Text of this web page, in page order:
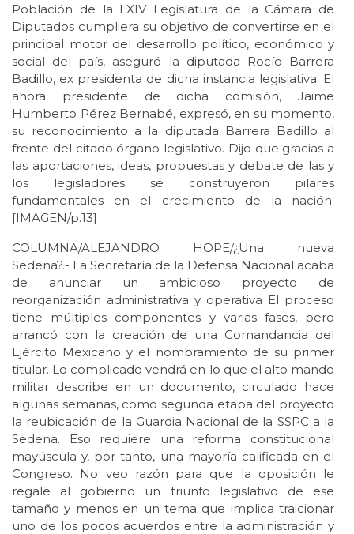
Población de la LXIV Legislatura de la Cámara de
Diputados cumpliera su objetivo de convertirse en el
principal motor del desarrollo político, económico y
social del país, aseguró la diputada Rocío Barrera
Badillo, ex presidenta de dicha instancia legislativa. El
ahora presidente de dicha comisión, Jaime
Humberto Pérez Bernabé, expresó, en su momento,
su reconocimiento a la diputada Barrera Badillo al
frente del citado órgano legislativo. Dijo que gracias a
las aportaciones, ideas, propuestas y debate de las y
los legisladores se construyeron pilares
fundamentales en el crecimiento de la nación.
[IMAGEN/p.13]
COLUMNA/ALEJANDRO HOPE/¿Una nueva
Sedena?.- La Secretaría de la Defensa Nacional acaba
de anunciar un ambicioso proyecto de
reorganización administrativa y operativa El proceso
tiene múltiples componentes y varias fases, pero
arrancó con la creación de una Comandancia del
Ejército Mexicano y el nombramiento de su primer
titular. Lo complicado vendrá en lo que el alto mando
militar describe en un documento, circulado hace
algunas semanas, como segunda etapa del proyecto
la reubicación de la Guardia Nacional de la SSPC a la
Sedena. Eso requiere una reforma constitucional
mayúscula y, por tanto, una mayoría calificada en el
Congreso. No veo razón para que la oposición le
regale al gobierno un triunfo legislativo de ese
tamaño y menos en un tema que implica traicionar
uno de los pocos acuerdos entre la administración y